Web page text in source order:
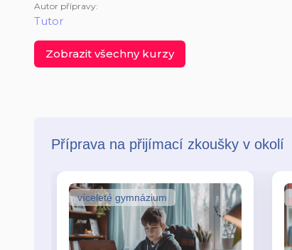
Autor přípravy:
Tutor
Zobrazit všechny kurzy
Příprava na přijímací zkoušky v okolí
víceleté gymnázium